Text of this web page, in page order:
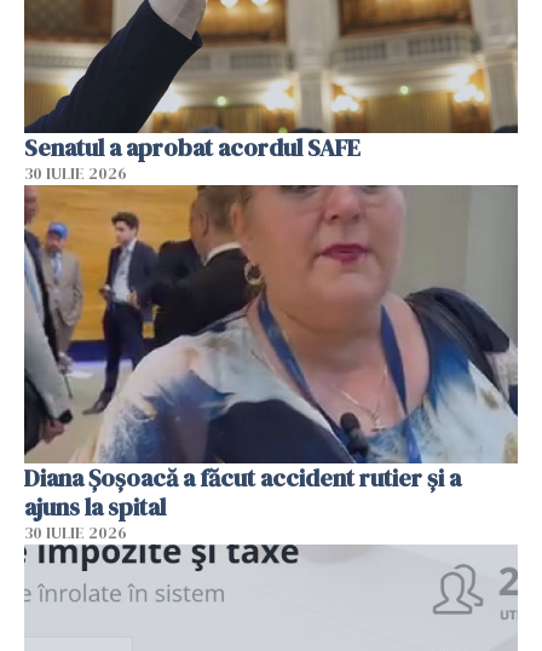
Senatul a aprobat acordul SAFE
30 IULIE 2026
Diana Șoșoacă a făcut accident rutier și a
ajuns la spital
30 IULIE 2026